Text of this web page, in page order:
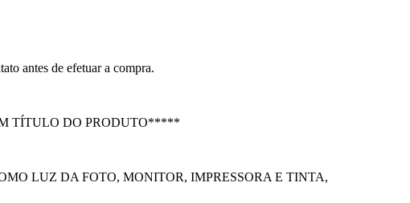
antes de efetuar a compra.
TÍTULO DO PRODUTO*****
LUZ DA FOTO, MONITOR, IMPRESSORA E TINTA,